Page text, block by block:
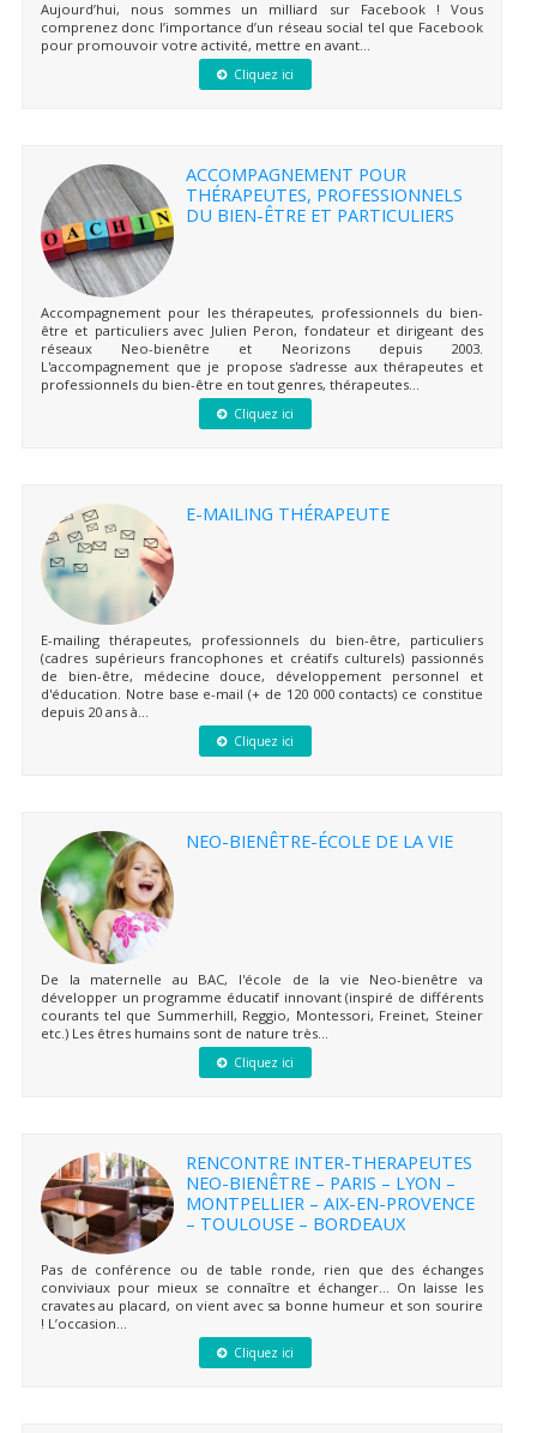
Aujourd’hui, nous sommes un milliard sur Facebook ! Vous
comprenez donc l’importance d’un réseau social tel que Facebook
pour promouvoir votre activité, mettre en avant...
Cliquez ici
ACCOMPAGNEMENT POUR
THÉRAPEUTES, PROFESSIONNELS
DU BIEN-ÊTRE ET PARTICULIERS
Accompagnement pour les thérapeutes, professionnels du bien-
être et particuliers avec Julien Peron, fondateur et dirigeant des
réseaux Neo-bienêtre et Neorizons depuis 2003.
L'accompagnement que je propose s'adresse aux thérapeutes et
professionnels du bien-être en tout genres, thérapeutes...
Cliquez ici
E-MAILING THÉRAPEUTE
E-mailing thérapeutes, professionnels du bien-être, particuliers
(cadres supérieurs francophones et créatifs culturels) passionnés
de bien-être, médecine douce, développement personnel et
d'éducation. Notre base e-mail (+ de 120 000 contacts) ce constitue
depuis 20 ans à...
Cliquez ici
NEO-BIENÊTRE-ÉCOLE DE LA VIE
De la maternelle au BAC, l'école de la vie Neo-bienêtre va
développer un programme éducatif innovant (inspiré de différents
courants tel que Summerhill, Reggio, Montessori, Freinet, Steiner
etc.) Les êtres humains sont de nature très...
Cliquez ici
RENCONTRE INTER-THERAPEUTES
NEO-BIENÊTRE – PARIS – LYON –
MONTPELLIER – AIX-EN-PROVENCE
– TOULOUSE – BORDEAUX
Pas de conférence ou de table ronde, rien que des échanges
conviviaux pour mieux se connaître et échanger… On laisse les
cravates au placard, on vient avec sa bonne humeur et son sourire
! L’occasion...
Cliquez ici